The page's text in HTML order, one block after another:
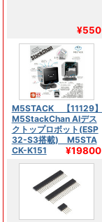
¥550
M5STACK 【11129】
M5StackChan AIデス
クトップロボット(ESP
32-S3搭載) M5STA
CK-K151
¥19800